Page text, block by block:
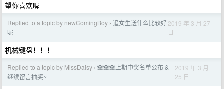
望你喜欢喔
Replied to a topic by newComingBoy › 追女生送什么比较好
呢
2019 年 3 月 27
日
机械键盘！！！
Replied to a topic by MissDaisy › 🙈🙈🙈上期中奖名单公布 &
继续留言抽奖~
2019 年 3 月
25 日